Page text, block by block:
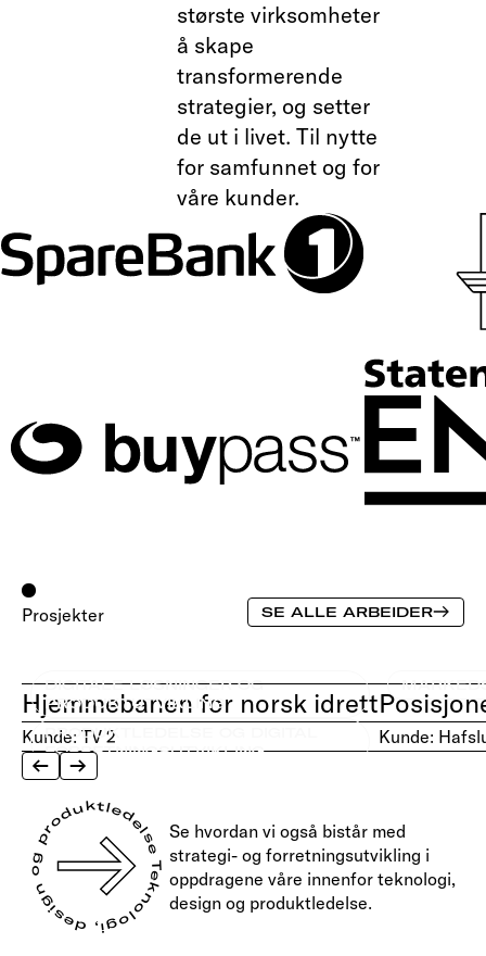
største virksomheter
å skape
transformerende
strategier, og setter
de ut i livet. Til nytte
for samfunnet og for
våre kunder.
Prosjekter SE ALLE ARBEIDER
DIGITALE LØSNINGER OG
PRODUKTUTVIKLING
PRODUKTLEDELSE OG DIGITAL
FORRETNINGSUTVIKLING
Hjemmebanen for norsk idrett
Kunde: TV 2 Kunde:
Teknologi, design og produktledelseSe hvordan vi også bistår med
strategi- og forretningsutvikling i
oppdragene våre innenfor teknologi,
design og produktledelse.